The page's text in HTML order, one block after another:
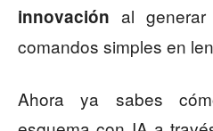
innovación al generar
comandos simples en
Ahora ya sabes